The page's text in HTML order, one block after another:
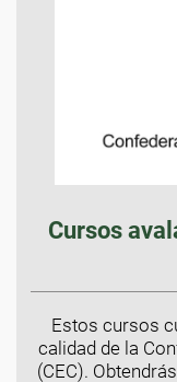
Cursos
Estos cursos
calidad de la
(CEC).